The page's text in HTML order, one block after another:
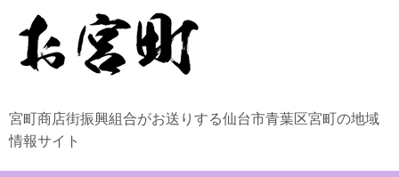
宮町商店街振興組合がお送りする仙台市青葉区宮町の地域
情報サイト